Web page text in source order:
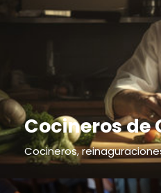
Cocineros
Cocineros,